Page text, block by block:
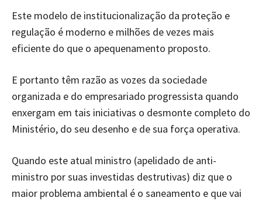
Este modelo de institucionalização da proteção e
regulação é moderno e milhões de vezes mais
eficiente do que o apequenamento proposto.
E portanto têm razão as vozes da sociedade
organizada e do empresariado progressista quando
enxergam em tais iniciativas o desmonte completo do
Ministério, do seu desenho e de sua força operativa.
Quando este atual ministro (apelidado de anti-
ministro por suas investidas destrutivas) diz que o
maior problema ambiental é o saneamento e que vai